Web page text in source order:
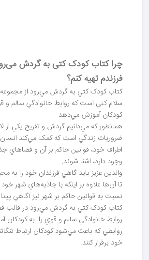
چرا کتاب کودک کتی به گردش
فرزندم تهيه کنم؟
کتاب کودک کتي به گردش مي‌رود از
سلام کتي است که روابط خانوادگي سالم و
کودکان آموزش مي‌دهد.
همانطور که مي‌دانيم گردش و تفريح يکي از
ضروريات زندگي است که کمک مي‌کند
اطراف خود، قوانين حاکم بر آن و فضاهاي
وجود دارد، آشنا شوند.
والدين عزيز بايد گاهي فرزندان خود را به
تا آن‌ها علاوه بر اينکه با جاذبه‌هاي شهر
نسبت به قوانين حاکم بر شهر نيز آگاهي پيدا
کتاب کودک کتي به گردش مي‌رود در قالب
روابط خانوادگي سالم و قوي را به
روابطي که باعث مي‌شود کودکان ارتباط
خود برقرار کنند.